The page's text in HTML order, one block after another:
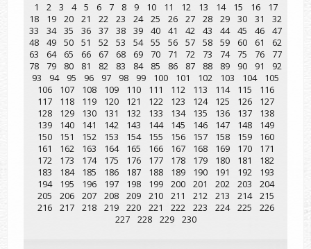
1
2 3 4 5 6 7 8 9 10 11 12 13 14 15 16
17
18
19 20 21 22 23 24 25 26 27 28 29 30 31
32
33
34 35 36 37 38 39 40 41 42 43 44 45 46
47
48
49 50 51 52 53 54 55 56 57 58 59 60 61
62
63
64 65 66 67 68 69 70 71 72 73 74 75 76
77
78
79 80 81 82 83 84 85 86 87 88 89 90 91
92
93
94 95 96 97 98 99 100 101 102 103 104
105
106
107 108 109 110 111 112 113 114 115
116
117
118 119 120 121 122 123 124 125 126
127
128
129 130 131 132 133 134 135 136 137
138
139
140 141 142 143 144 145 146 147 148
149
150
151 152 153 154 155 156 157 158 159
160
161
162 163 164 165 166 167 168 169 170
171
172
173 174 175 176 177 178 179 180 181
182
183
184 185 186 187 188 189 190 191 192
193
194
195 196 197 198 199 200 201 202 203
204
205
206 207 208 209 210 211 212 213 214
215
216
217 218 219 220 221 222 223 224 225
226
227
228 229 230